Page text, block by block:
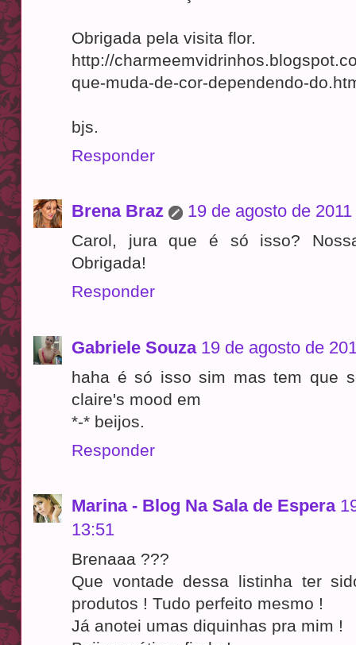
Obrigada pela visita flor.
http://
que-muda-de-cor-dependendo-
bjs.
Responder
Brena Braz 19 de agosto de
Carol, jura que é só isso?
Obrigada!
Responder
Gabriele Souza 19 de agosto de
haha é só isso sim mas tem que
claire's mood em
*-* beijos.
Responder
Marina - Blog Na Sala de Espera
13:51
Brenaaa ???
Que vontade dessa listinha ter
produtos ! Tudo perfeito mesmo !
Já anotei umas diquinhas pra mim !